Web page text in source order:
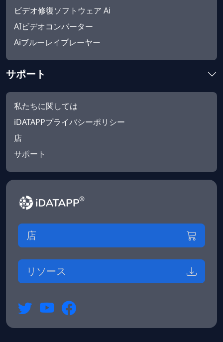
ビデオ修復ソフトウェア Ai
AIビデオコンバーター
Aiブルーレイプレーヤー
サポート
私たちに関しては
iDATAPPプライバシーポリシー
店
サポート
店
リソース